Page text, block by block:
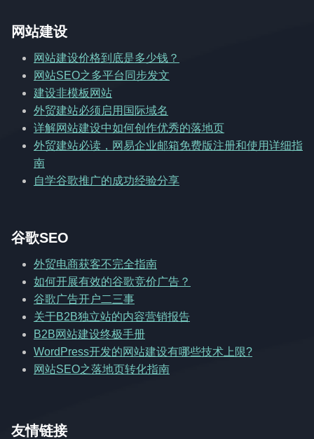
网站建设
网站建设价格到底是多少钱？
网站SEO之多平台同步发文
建设非模板网站
外贸建站必须启用国际域名
详解网站建设中如何创作优秀的落地页
外贸建站必读，网易企业邮箱免费版注册和使用详细指
南
自学谷歌推广的成功经验分享
谷歌SEO
外贸电商获客不完全指南
如何开展有效的谷歌竞价广告？
谷歌广告开户二三事
关于B2B独立站的内容营销报告
B2B网站建设终极手册
WordPress开发的网站建设有哪些技术上限?
网站SEO之落地页转化指南
友情链接